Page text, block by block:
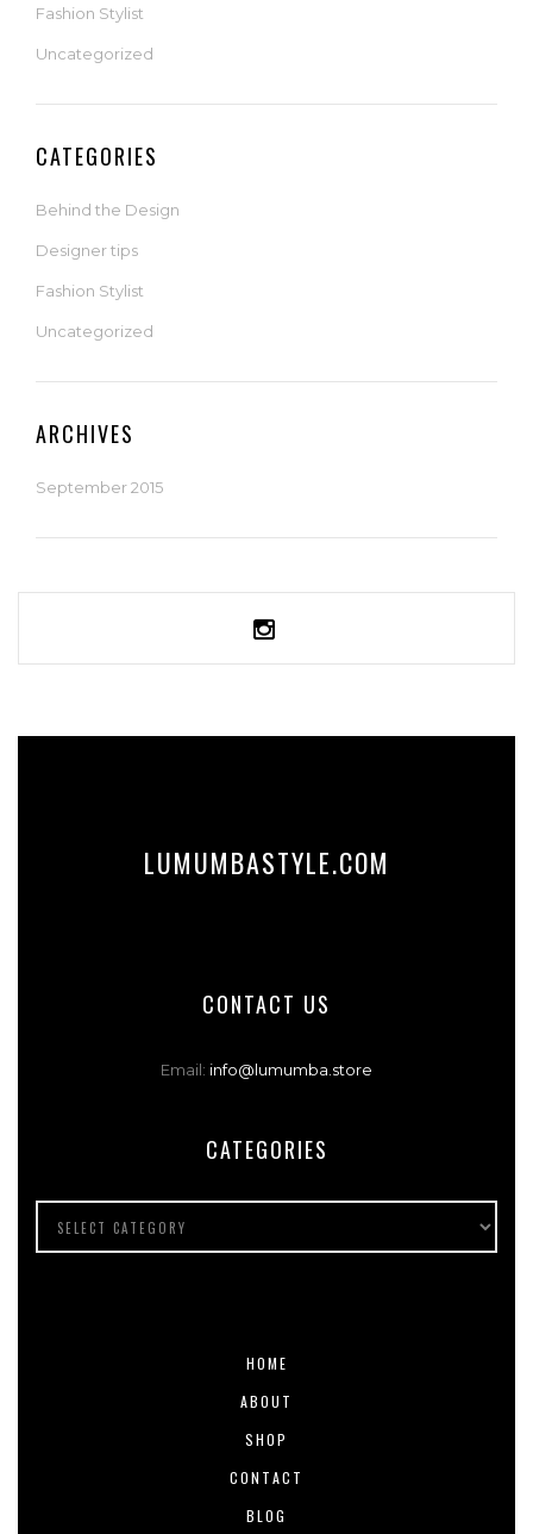
Fashion Stylist
Uncategorized
CATEGORIES
Behind the Design
Designer tips
Fashion Stylist
Uncategorized
ARCHIVES
September 2015
LUMUMBASTYLE.COM
CONTACT US
Email: info@lumumba.store
CATEGORIES
HOME
ABOUT
SHOP
CONTACT
BLOG